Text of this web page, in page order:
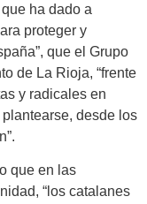
ha dado a
proteger y
que el Grupo
de La Rioja, “frente
y radicales en
desde los
que en las
“los catalanes